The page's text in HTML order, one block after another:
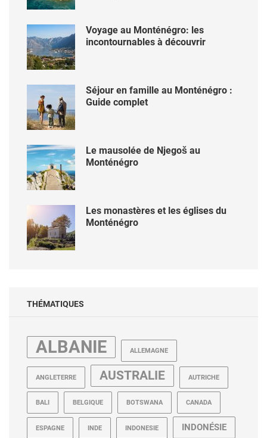
Voyage au Monténégro: les
incontournables à découvrir
Séjour en famille au Monténégro :
Guide complet
Le mausolée de Njegoš au
Monténégro
Les monastères et les églises du
Monténégro
THÉMATIQUES
ALBANIE ALLEMAGNE
ANGLETERRE AUSTRALIE AUTRICHE
BALI BELGIQUE BOTSWANA CANADA
ESPAGNE INDE INDONESIE INDONÉSIE